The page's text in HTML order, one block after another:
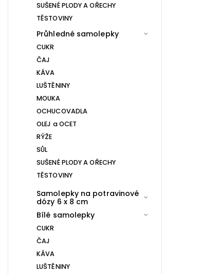
SUŠENÉ PLODY A OŘECHY
TĚSTOVINY
Průhledné samolepky
CUKR
ČAJ
KÁVA
LUŠTĚNINY
MOUKA
OCHUCOVADLA
OLEJ a OCET
RÝŽE
SŮL
SUŠENÉ PLODY A OŘECHY
TĚSTOVINY
Samolepky na potravinové
dózy 6 x 8 cm
Bílé samolepky
CUKR
ČAJ
KÁVA
LUŠTĚNINY